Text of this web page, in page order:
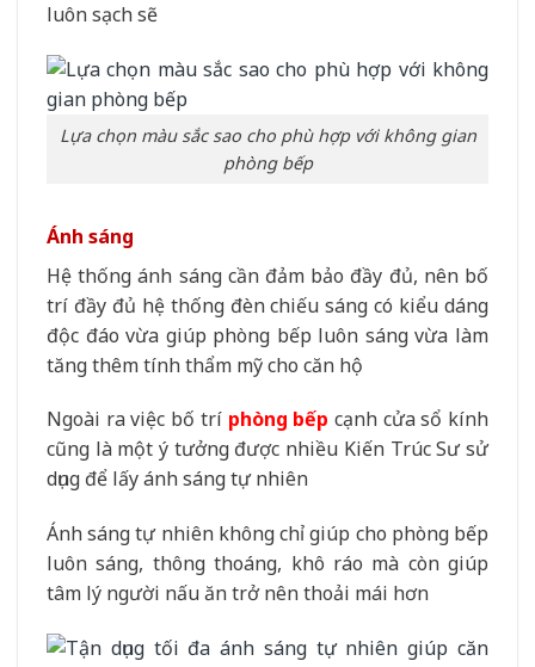
luôn sạch sẽ
Lựa chọn màu sắc sao cho phù hợp với không gian
phòng bếp
Ánh sáng
Hệ thống ánh sáng cần đảm bảo đầy đủ, nên bố
trí đầy đủ hệ thống đèn chiếu sáng có kiểu dáng
độc đáo vừa giúp phòng bếp luôn sáng vừa làm
tăng thêm tính thẩm mỹ cho căn hộ
Ngoài ra việc bố trí phòng bếp cạnh cửa sổ kính
cũng là một ý tưởng được nhiều Kiến Trúc Sư sử
dụng để lấy ánh sáng tự nhiên
Ánh sáng tự nhiên không chỉ giúp cho phòng bếp
luôn sáng, thông thoáng, khô ráo mà còn giúp
tâm lý người nấu ăn trở nên thoải mái hơn